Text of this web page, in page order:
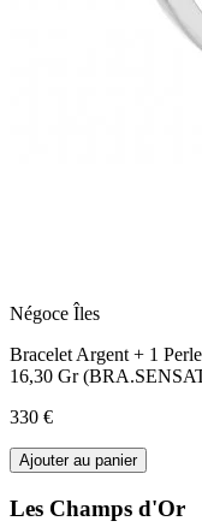
Négoce Îles
Bracelet Argent + 1
16,30 Gr
330 €
Ajouter au panier
Les Champs d'Or